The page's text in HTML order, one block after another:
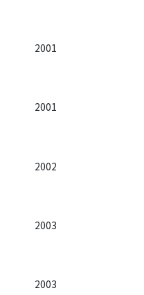
2001
2001
2002
2003
2003